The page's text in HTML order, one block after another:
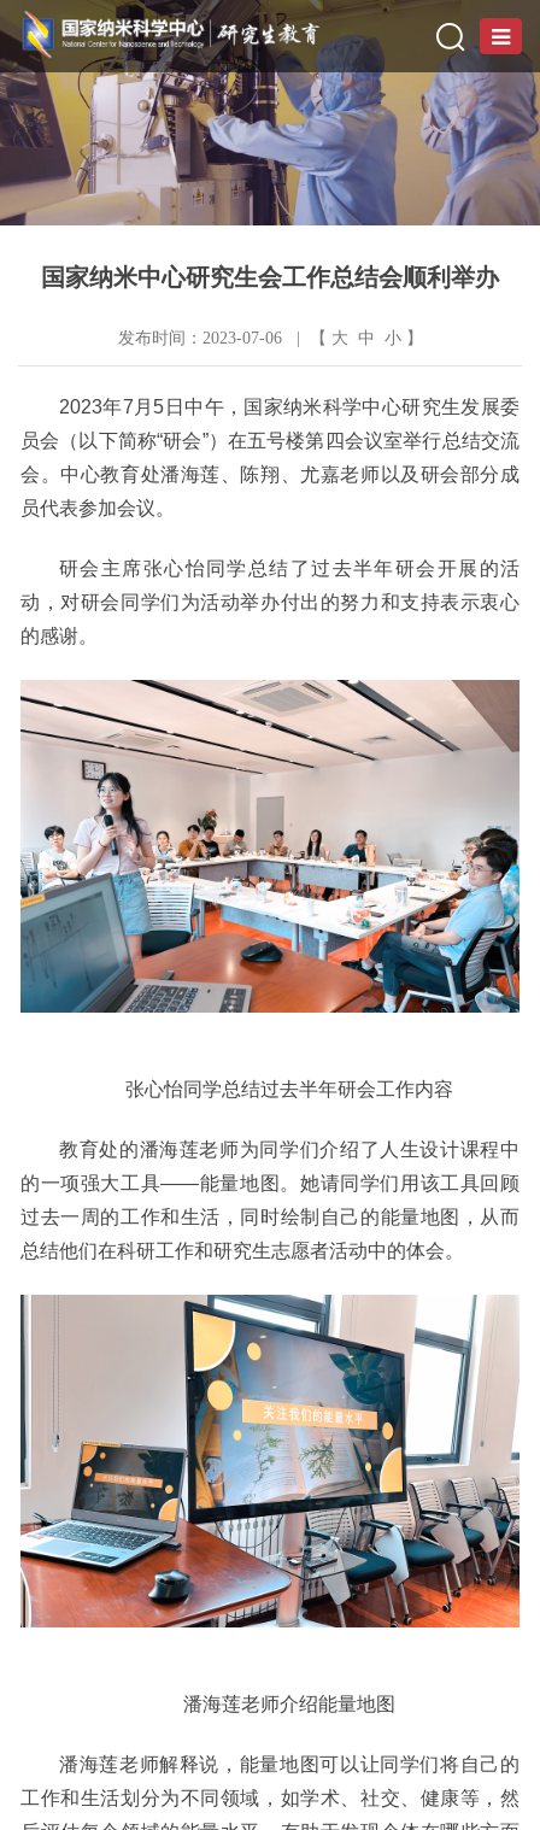
国家纳米中心研究生会工作总结会顺利举办
发布时间：2023-07-06 | 【 大 中 小】
2023年7月5日中午，国家纳米科学中心研究生发展委
员会（以下简称“研会”）在五号楼第四会议室举行总结交流
会。中心教育处潘海莲、陈翔、尤嘉老师以及研会部分成
员代表参加会议。
研会主席张心怡同学总结了过去半年研会开展的活
动，对研会同学们为活动举办付出的努力和支持表示衷心
的感谢。
张心怡同学总结过去半年研会工作内容
教育处的潘海莲老师为同学们介绍了人生设计课程中
的一项强大工具——能量地图。 她请同学们用该工具回顾
过去一周的工作和生活，同时绘制自己的能量地图，从而
总结他们在科研工作和研究生志愿者活动中的体会。
潘海莲老师介绍能量地图
潘海莲老师解释说，能量地图可以让同学们将自己的
工作和生活划分为不同领域，如学术、社交、健康等，然